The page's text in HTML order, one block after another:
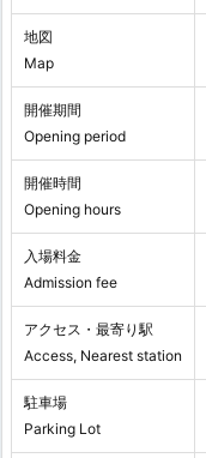
地図
Map
開催期間
Opening period
開催時間
Opening hours
入場料金
Admission fee
アクセス・最寄り駅
Access, Nearest station
駐車場
Parking Lot